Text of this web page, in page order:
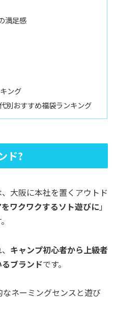
満足感
ング
別おすすめ福袋ランキング
ド?
大阪に本社を置くアウトド
ワクワクするソト遊びに」
キャンプ初心者から上級者
ブランドです。
ネーミングセンスと遊び